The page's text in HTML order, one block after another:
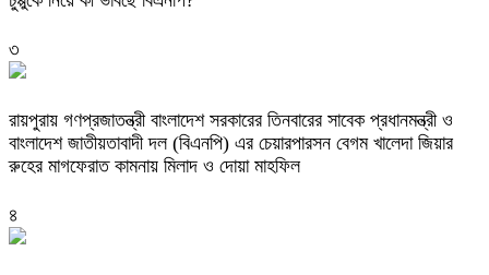
৩
রায়পুরায় গণপ্রজাতন্ত্রী বাংলাদেশ সরকারের তিনবারের সাবেক প্রধানমন্ত্রী ও
বাংলাদেশ জাতীয়তাবাদী দল (বিএনপি) এর চেয়ারপারসন বেগম খালেদা জিয়ার
রুহের মাগফেরাত কামনায় মিলাদ ও দোয়া মাহফিল
৪